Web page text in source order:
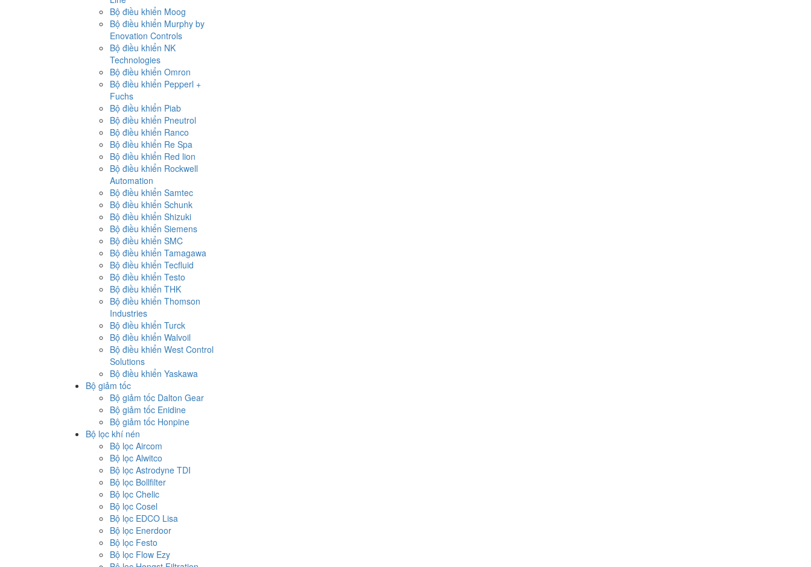
Bộ điều khiển Moog
Bộ điều khiển Murphy by
Enovation Controls
Bộ điều khiển NK
Technologies
Bộ điều khiển Omron
Bộ điều khiển Pepperl +
Fuchs
Bộ điều khiển Piab
Bộ điều khiển Pneutrol
Bộ điều khiển Ranco
Bộ điều khiển Re Spa
Bộ điều khiển Red lion
Bộ điều khiển Rockwell
Automation
Bộ điều khiển Samtec
Bộ điều khiển Schunk
Bộ điều khiển Shizuki
Bộ điều khiển Siemens
Bộ điều khiển SMC
Bộ điều khiển Tamagawa
Bộ điều khiển Tecfluid
Bộ điều khiển Testo
Bộ điều khiển THK
Bộ điều khiển Thomson
Industries
Bộ điều khiển Turck
Bộ điều khiển Walvoil
Bộ điều khiển West Control
Solutions
Bộ điều khiển Yaskawa
Bộ giảm tốc
Bộ giảm tốc Dalton Gear
Bộ giảm tốc Enidine
Bộ giảm tốc Honpine
Bộ lọc khí nén
Bộ lọc Aircom
Bộ lọc Alwitco
Bộ lọc Astrodyne TDI
Bộ lọc Bollfilter
Bộ lọc Chelic
Bộ lọc Cosel
Bộ lọc EDCO Lisa
Bộ lọc Enerdoor
Bộ lọc Festo
Bộ lọc Flow Ezy